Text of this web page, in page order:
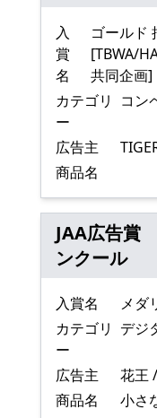
入
賞
名
ゴールド
[TBWA/
共同企画]
カテゴリ
ー
コン
広告主
商品名
JAA広告賞
ンクール
入賞名
メダ
カテゴリ
ー
デジ
広告主
花王
商品名
小さ